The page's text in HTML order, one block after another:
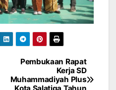
Pembukaan Rapat
Kerja SD
Muhammadiyah Plus